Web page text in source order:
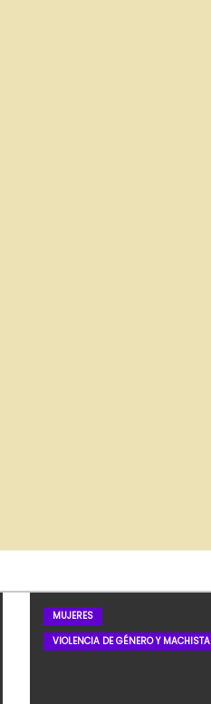
MUJERES
VIOLENCIA DE GÉNERO Y MACHISTA